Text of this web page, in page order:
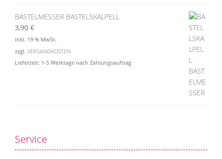
BASTELMESSER BASTELSKALPELL
3,90 €
inkl. 19 % MwSt.
zzgl. VERSANDKOSTEN
Lieferzeit: 1-5 Werktage nach Zahlungsauftrag
Service